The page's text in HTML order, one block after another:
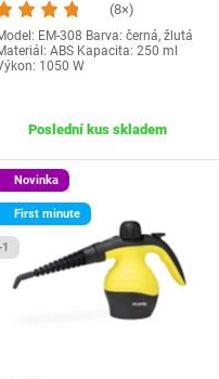
(8×)
‎EM-308 Barva: černá, žlutá
ABS Kapacita: 250 ml
1050 W
Poslední kus skladem
Novinka
First minute